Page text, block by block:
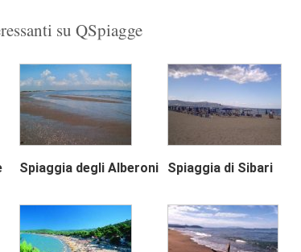
su QSpiagge
Spiaggia degli Alberoni Spiaggia di Sibari
Next